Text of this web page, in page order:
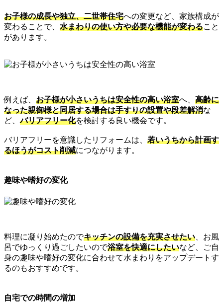
お子様の成長や独立、二世帯住宅への変更など、家族構成が
変わることで、 水まわりの使い方や必要な機能が変わること
があります。
例えば、 お子様が小さいうちは安全性の高い浴室へ、 高齢に
なった親御様と同居する場合は手すりの設置や段差解消な
ど、バリアフリー化を検討する良い機会です。
バリアフリーを意識したリフォームは、 若いうちから計画す
るほうがコスト削減につながります。
趣味や嗜好の変化
料理に凝り始めたのでキッチンの設備を充実させたい 、お風
呂でゆっくり過ごしたいので浴室を快適にしたいなど、ご自
身の趣味や嗜好の変化に合わせて水まわりをアップデートす
るのもおすすめです。
自宅での時間の増加